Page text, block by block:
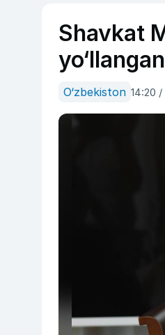
Shavkat
O‘zbekiston 14:20 /